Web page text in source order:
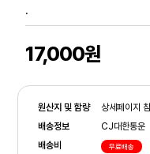
.
17,000원
원산지 및 함량
상세페이지
배송정보
CJ대한통운
배송비
무료배송